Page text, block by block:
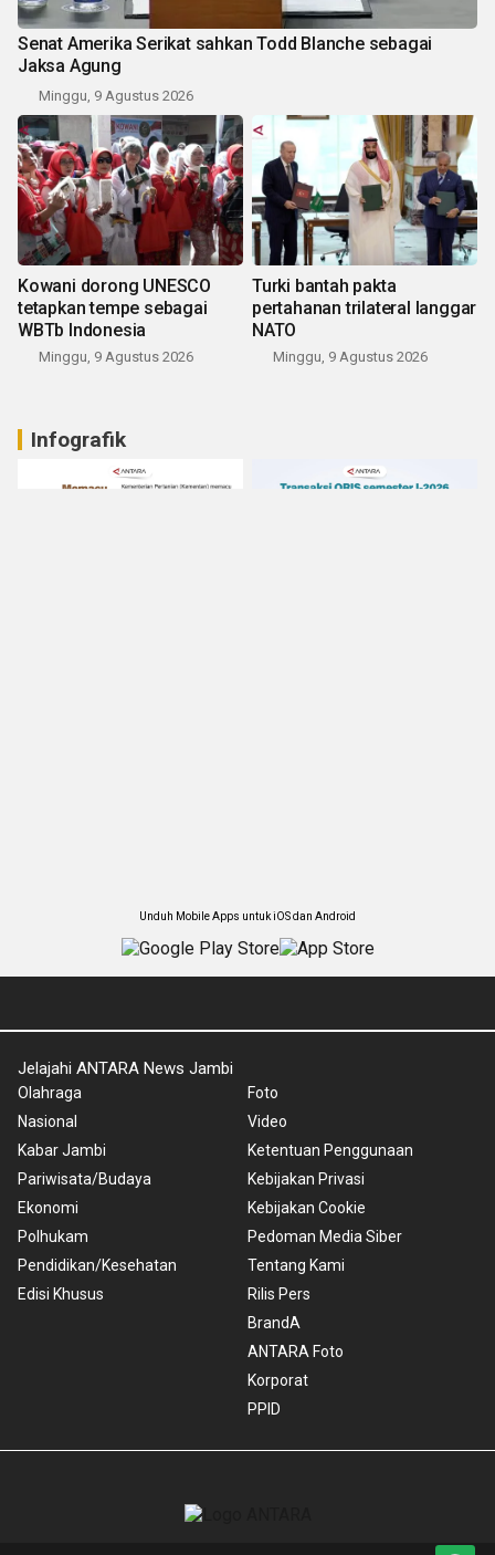
Senat Amerika Serikat sahkan Todd Blanche sebagai
Jaksa Agung
Minggu, 9 Agustus 2026
Kowani dorong UNESCO
tetapkan tempe sebagai
WBTb Indonesia
Minggu, 9 Agustus 2026
Turki bantah pakta
pertahanan trilateral langgar
NATO
Minggu, 9 Agustus 2026
Infografik
Unduh Mobile Apps untuk iOS dan Android
Jelajahi ANTARA News Jambi
Olahraga
Nasional
Kabar Jambi
Pariwisata/Budaya
Ekonomi
Polhukam
Pendidikan/Kesehatan
Edisi Khusus
Foto
Video
Ketentuan Penggunaan
Kebijakan Privasi
Kebijakan Cookie
Pedoman Media Siber
Tentang Kami
Rilis Pers
BrandA
ANTARA Foto
Korporat
PPID